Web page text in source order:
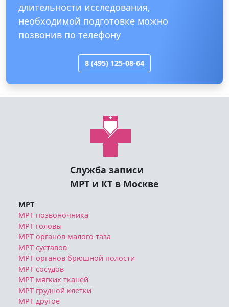
длительности исследования,
необходимой подготовке можно
позвонив по телефону
8 (495) 125-08-64
Служба записи
МРТ и КТ в Москве
МРТ
МРТ позвоночника
МРТ головы
МРТ органов малого таза
МРТ суставов
МРТ органов брюшной полости
МРТ сосудов
МРТ мягких тканей
МРТ грудной клетки
МРТ другое